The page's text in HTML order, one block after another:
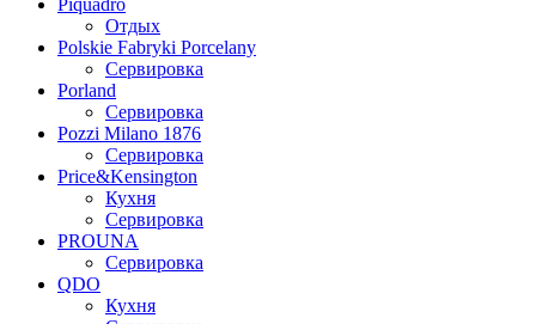
Piquadro
Отдых
Polskie Fabryki Porcelany
Сервировка
Porland
Сервировка
Pozzi Milano 1876
Сервировка
Price&Kensington
Кухня
Сервировка
PROUNA
Сервировка
QDO
Кухня